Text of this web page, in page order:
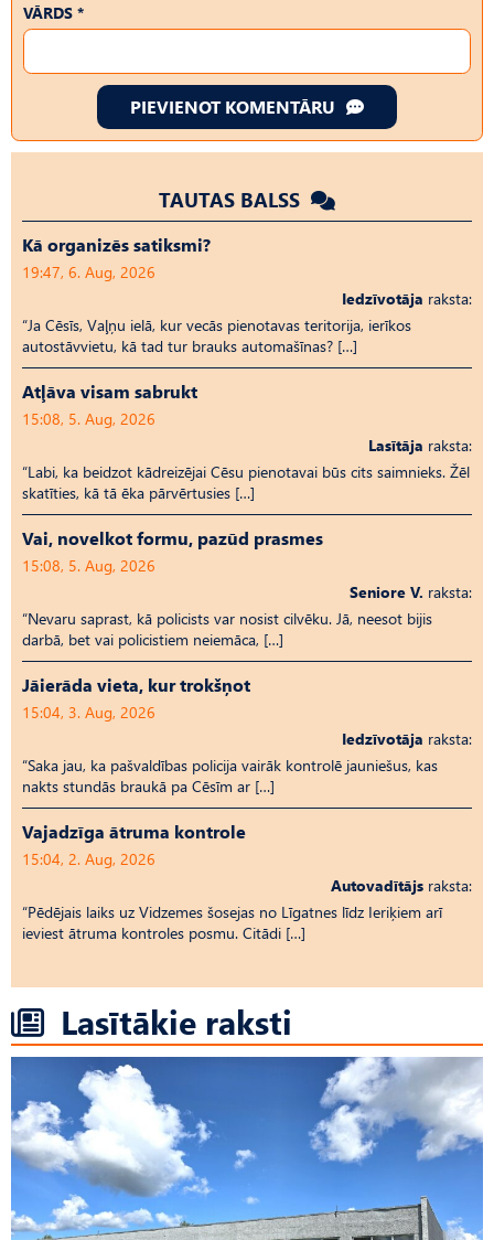
VĀRDS *
PIEVIENOT KOMENTĀRU
TAUTAS BALSS
Kā organizēs satiksmi?
19:47, 6. Aug, 2026
Iedzīvotāja raksta:
“Ja Cēsīs, Vaļņu ielā, kur vecās pienotavas teritorija, ierīkos
autostāvvietu, kā tad tur brauks automašīnas? […]
Atļāva visam sabrukt
15:08, 5. Aug, 2026
Lasītāja raksta:
“Labi, ka beidzot kādreizējai Cēsu pienotavai būs cits saimnieks. Žēl
skatīties, kā tā ēka pārvērtusies […]
Vai, novelkot formu, pazūd prasmes
15:08, 5. Aug, 2026
Seniore V. raksta:
“Nevaru saprast, kā policists var nosist cilvēku. Jā, neesot bijis
darbā, bet vai policistiem neiemāca, […]
Jāierāda vieta, kur trokšņot
15:04, 3. Aug, 2026
Iedzīvotāja raksta:
“Saka jau, ka pašvaldības policija vairāk kontrolē jauniešus, kas
nakts stundās braukā pa Cēsīm ar […]
Vajadzīga ātruma kontrole
15:04, 2. Aug, 2026
Autovadītājs raksta:
“Pēdējais laiks uz Vid­ze­mes šosejas no Līgatnes līdz Ieriķiem arī
ieviest ātruma kontroles posmu. Citādi […]
Lasītākie raksti